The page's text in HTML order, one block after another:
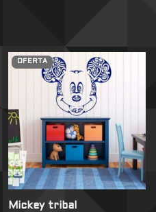
OFERTA
Mickey tribal